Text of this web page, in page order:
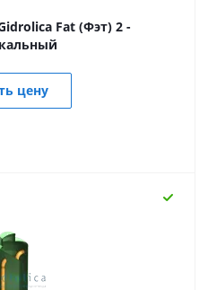
Fat (Фэт) 2 -
цену